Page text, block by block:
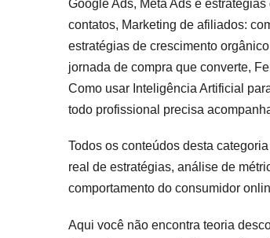
Google Ads, Meta Ads e
contatos, Marketing de afiliados:
estratégias de crescimento
jornada de compra que converte,
Como usar Inteligência Artificial
todo profissional precisa
Todos os conteúdos desta
real de estratégias, análise de
comportamento do consumidor
Aqui você não encontra teoria